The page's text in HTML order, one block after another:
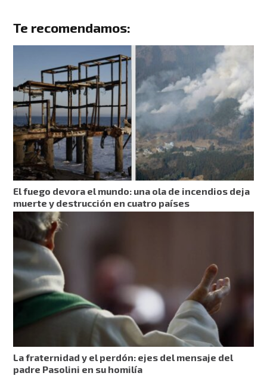
Te recomendamos:
El fuego devora el mundo: una ola de incendios deja
muerte y destrucción en cuatro países
La fraternidad y el perdón: ejes del mensaje del
padre Pasolini en su homilía